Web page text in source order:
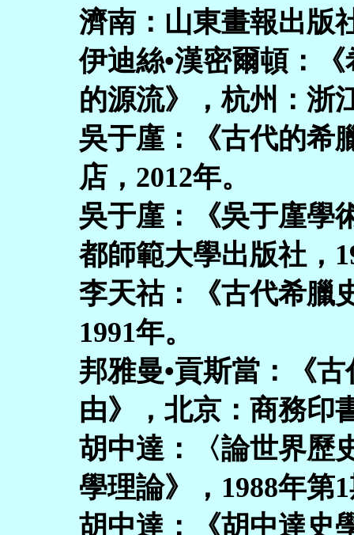
濟南：山東畫報出版
伊迪絲•漢密爾頓：
的源流》，杭州：浙
吳于廑：《古代的希
店，2012年。
吳于廑：《吳于廑學
都師範大學出版社，
李天祜：《古代希臘
1991年。
邦雅曼•貢斯當：《
由》，北京：商務印
胡中達：〈論世界歷
學理論》，1988年第
胡中達：《胡中達史